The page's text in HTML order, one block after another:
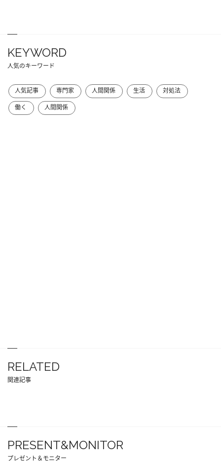
KEYWORD
人気のキーワード
人気記事 専門家 人間関係 生活
対処法
働く
人間関係
RELATED
関連記事
PRESENT&MONITOR
プレゼント＆モニター